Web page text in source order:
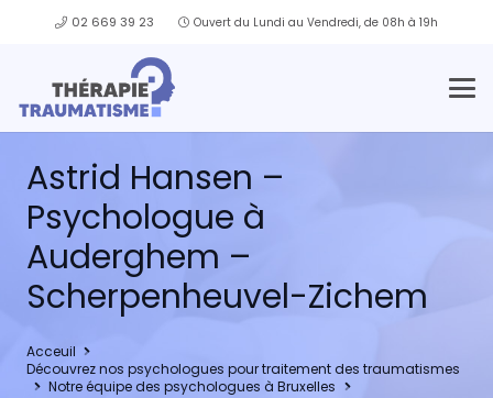
02 669 39 23 Ouvert du Lundi au Vendredi, de 08h à 19h
Astrid Hansen –
Psychologue à
Auderghem –
Scherpenheuvel-Zichem
Acceuil
Découvrez nos psychologues pour traitement des traumatismes
Notre équipe des psychologues à Bruxelles